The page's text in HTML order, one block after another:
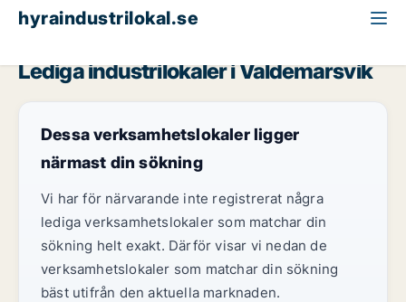
hyraindustrilokal.se
Lediga industrilokaler i Valdemarsvik
Dessa verksamhetslokaler ligger
närmast din sökning
Vi har för närvarande inte registrerat några
lediga verksamhetslokaler som matchar din
sökning helt exakt. Därför visar vi nedan de
verksamhetslokaler som matchar din sökning
bäst utifrån den aktuella marknaden.